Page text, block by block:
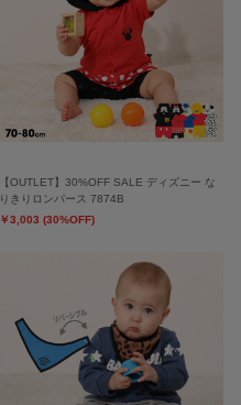
【OUTLET】30%OFF SALE ディズニー な
りきりロンパース 7874B
￥3,003 (30%OFF)